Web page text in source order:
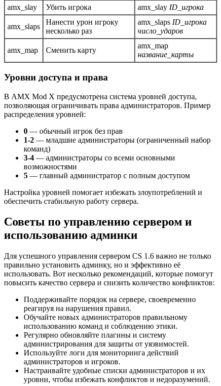
amx_slay Убить игрока amx_slay ID_игрока
amx_slaps
Нанести урон игроку
несколько раз
amx_slaps ID_игрока
число_ударов
amx_map Сменить карту
amx_map
название_карты
Уровни доступа и права
В AMX Mod X предусмотрена система уровней доступа,
позволяющая ограничивать права администраторов. Пример
распределения уровней:
0 — обычный игрок без прав
1-2 — младшие администраторы (ограниченный набор
команд)
3-4 — администраторы со всеми основными
возможностями
5 — главный администратор с полным доступом
Настройка уровней помогает избежать злоупотреблений и
обеспечить стабильную работу сервера.
Советы по управлению сервером и
использованию админки
Для успешного управления сервером CS 1.6 важно не только
правильно установить админку, но и эффективно её
использовать. Вот несколько рекомендаций, которые помогут
повысить качество сервера и снизить количество конфликтов:
Поддерживайте порядок на сервере, своевременно
реагируя на нарушения правил.
Обучайте новых администраторов правильному
использованию команд и соблюдению этики.
Регулярно обновляйте плагины и систему
администрирования для защиты от уязвимостей.
Используйте логи для мониторинга действий
администраторов и игроков.
Настраивайте удобные списки администраторов и их
уровни, чтобы избежать конфликтов и недоразумений.